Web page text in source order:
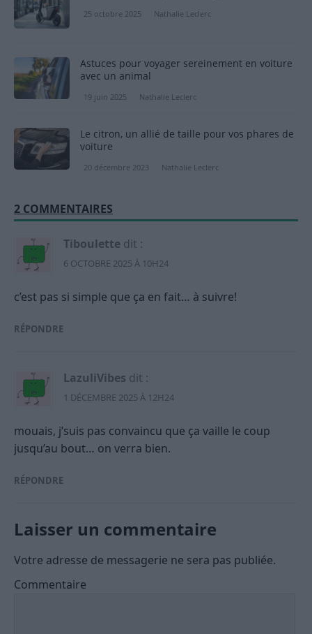
25 octobre 2025 Nathalie Leclerc
Astuces pour voyager sereinement en voiture
avec un animal
19 juin 2025 Nathalie Leclerc
Le citron, un allié de taille pour vos phares de
voiture
20 décembre 2023 Nathalie Leclerc
2 COMMENTAIRES
Tiboulette dit :
6 OCTOBRE 2025 À 10H24
c’est pas si simple que ça en fait… à suivre!
RÉPONDRE
LazuliVibes dit :
1 DÉCEMBRE 2025 À 12H24
mouais, j’suis pas convaincu que ça vaille le coup
jusqu’au bout… on verra bien.
RÉPONDRE
Laisser un commentaire
Votre adresse de messagerie ne sera pas publiée.
Commentaire